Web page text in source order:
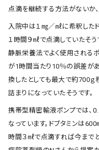
点滴を継続する方法がないか
入院中は１㎎／㎖に希釈した
１時間９㎖で点滴していたそ
静脈栄養法でよく使用される
が1時間当たり10％の誤差が
換したとしても最大で約700ｇ
詰まりになっていたそうです。
携帯型精密輸液ポンプでは、
なっています。ドブタミンは
時間３㎖で点滴すれば今まで